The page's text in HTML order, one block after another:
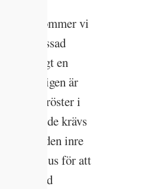
teknik kommer vi
anpassad
samtidigt en
vi verkligen är
och röster i
fortfarande krävs
om den inre
från ljus för att